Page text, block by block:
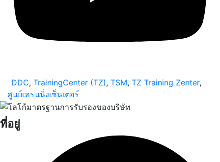
DDC, TrainingCenter (TZ), TSM, TZ Training Zenter,
ศูนย์เทรนนิ่งเซ็นเตอร์
ที่อยู่